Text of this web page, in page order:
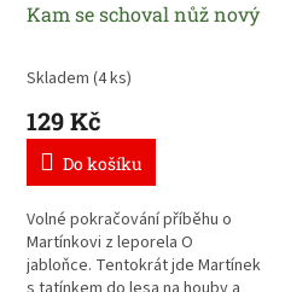
Kam se schoval nůž nový
Skladem (4 ks)
129 Kč
Do košíku
Volné pokračování příběhu o
Martínkovi z leporela O
jabloňce. Tentokrát jde Martínek